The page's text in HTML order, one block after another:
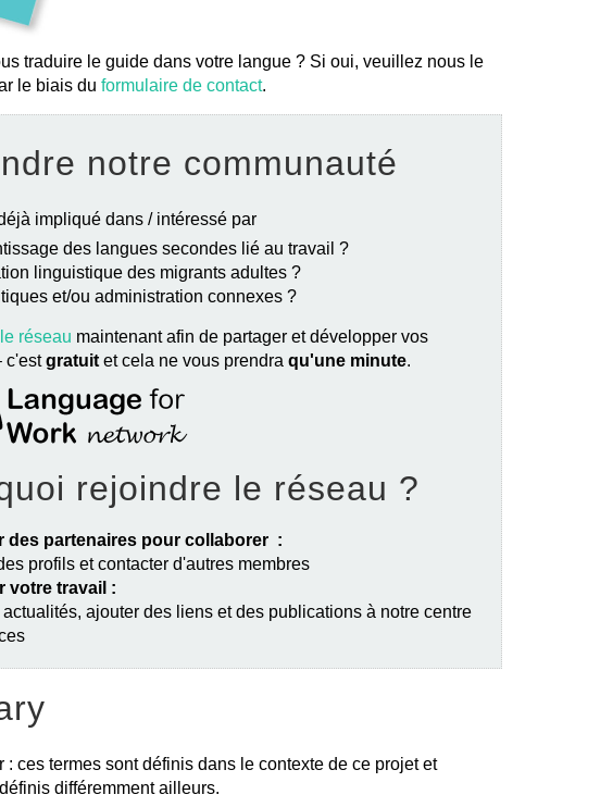
traduire le guide dans votre langue ? Si oui, veuillez nous le
le biais du formulaire de contact.
notre communauté
impliqué dans / intéressé par
des langues secondes lié au travail ?
linguistique des migrants adultes ?
et/ou administration connexes ?
réseau maintenant afin de partager et développer vos
c'estgratuit et cela ne vous prendra qu'une minute.
rejoindre le réseau ?
des partenaires pour collaborer :
profils et contacter d'autres membres
votre travail :
actualités, ajouter des liens et des publications à notre centre
: ces termes sont définis dans le contexte de ce projet et
différemment ailleurs.